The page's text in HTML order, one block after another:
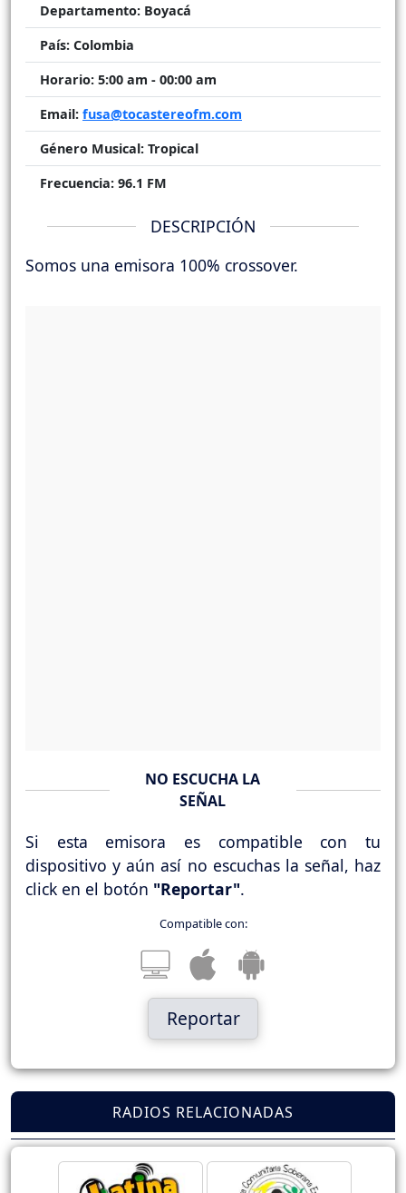
Departamento: Boyacá
País: Colombia
Horario: 5:00 am - 00:00 am
Email: fusa@tocastereofm.com
Género Musical: Tropical
Frecuencia: 96.1 FM
DESCRIPCIÓN
Somos una emisora 100% crossover.
NO ESCUCHA LA
SEÑAL
Si esta emisora es compatible con tu
dispositivo y aún así no escuchas la señal, haz
click en el botón "Reportar".
Compatible con:
Reportar
RADIOS RELACIONADAS